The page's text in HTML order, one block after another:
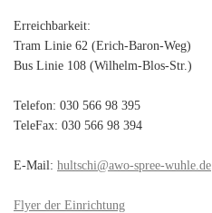
Erreichbarkeit:
Tram Linie 62 (Erich-Baron-Weg)
Bus Linie 108 (Wilhelm-Blos-Str.)
Telefon: 030 566 98 395
TeleFax: 030 566 98 394
E-Mail: hultschi@awo-spree-wuhle.de
Flyer der Einrichtung